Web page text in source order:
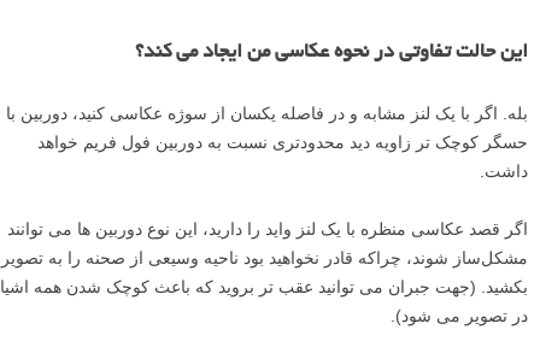
این حالت تفاوتی در نحوه عکاسی من ایجاد می کند؟
بله. اگر با یک لنز مشابه و در فاصله یکسان از سوژه عکاسی کنید، دوربین با
حسگر کوچک تر زاویه دید محدودتری نسبت به دوربین فول فریم خواهد
داشت.
اگر قصد عکاسی منظره با یک لنز واید را دارید، این نوع دوربین ها می توانند
مشکل‌ساز شوند، چراکه قادر نخواهید بود ناحیه وسیعی از صحنه را به تصویر
بکشید. (جهت جبران می توانید عقب تر بروید که باعث کوچک شدن همه اشیا
در تصویر می شود).